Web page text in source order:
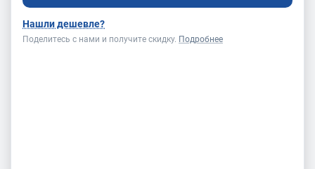
Нашли дешевле?
Поделитесь с нами и получите скидку. Подробнее